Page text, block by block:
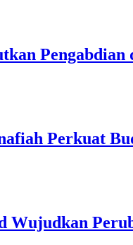
Perkuat